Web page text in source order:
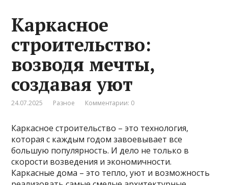
Каркасное
строительство:
возводя мечты,
создавая уют
24.07.2025 Разное Комментарии: 0
Каркасное строительство – это технология,
которая с каждым годом завоевывает все
большую популярность. И дело не только в
скорости возведения и экономичности.
Каркасные дома – это тепло, уют и возможность